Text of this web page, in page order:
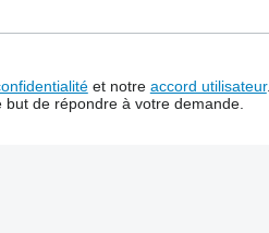
et notre accord utilisateur.
de répondre à votre demande.